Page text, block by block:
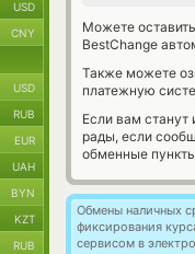
Можете
BestChange
Также можете
платежную
Если вам
рады, если
обменные
Обмены наличных
фиксирования
сервисом в
USD
CNY
USD
RUB
EUR
UAH
BYN
KZT
RUB